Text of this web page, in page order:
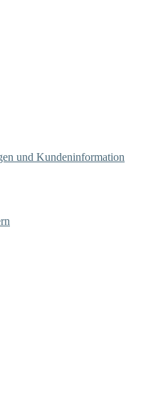
und Kundeninformation